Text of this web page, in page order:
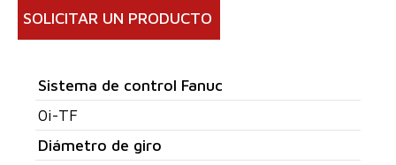
SOLICITAR UN PRODUCTO
Sistema de control Fanuc
0i-TF
Diámetro de giro